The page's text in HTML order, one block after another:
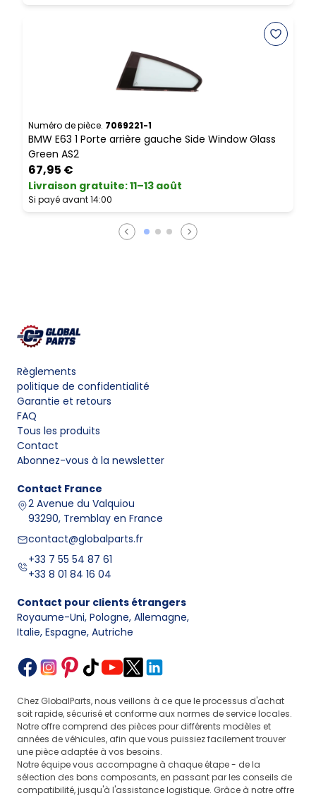
Numéro de pièce. 7069221-1
BMW E63 1 Porte arrière gauche Side Window Glass
Green AS2
67,95 €
Livraison gratuite:11–13 août
Si payé avant 14:00
Règlements
politique de confidentialité
Garantie et retours
FAQ
Tous les produits
Contact
Abonnez-vous à la newsletter
Contact France
2 Avenue du Valquiou
93290, Tremblay en France
contact@globalparts.fr
+33 7 55 54 87 61
+33 8 01 84 16 04
Contact pour clients étrangers
Royaume-Uni, Pologne, Allemagne,
Italie, Espagne, Autriche
Chez GlobalParts, nous veillons à ce que le processus d'achat
soit rapide, sécurisé et conforme aux normes de service locales.
Notre offre comprend des pièces pour différents modèles et
années de véhicules, afin que vous puissiez facilement trouver
une pièce adaptée à vos besoins.
Notre équipe vous accompagne à chaque étape - de la
sélection des bons composants, en passant par les conseils de
compatibilité, jusqu'à l'assistance logistique. Grâce à notre offre